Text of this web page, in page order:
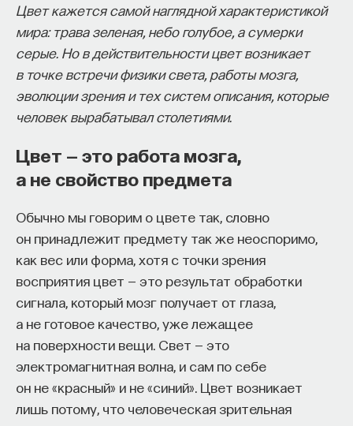
Цвет кажется самой наглядной характеристикой
мира: трава зеленая, небо голубое, а сумерки
серые. Но в действительности цвет возникает
в точке встречи физики света, работы мозга,
эволюции зрения и тех систем описания, которые
человек вырабатывал столетиями.
Цвет — это работа мозга,
а не свойство предмета
Обычно мы говорим о цвете так, словно
он принадлежит предмету так же неоспоримо,
как вес или форма, хотя с точки зрения
восприятия цвет — это результат обработки
сигнала, который мозг получает от глаза,
а не готовое качество, уже лежащее
на поверхности вещи. Свет — это
электромагнитная волна, и сам по себе
он не «красный» и не «синий». Цвет возникает
лишь потому, что человеческая зрительная
зачем университет нужен в эпоху ИИ и почему
высшее образование нельзя сводить к быстрой
подготовке под нужды рынка.
Они обсуждают, как университеты выбирают
собственное будущее, почему результаты
и что на самом деле должен уметь студент,
выходящий в сложный и быстро меняющийся мир.
А еще — почему ИИ не стоит просто запрещать,
университету учить не только знаниям, но и самой
практике мышления и коммуникации.
Основатель ПостНауки Ивар Максутов запускает
проект Naukka Talents.
Это глобальная экосистема для поиска и найма
STEM-специалистов (Science, Technology,
Engineering, Mathematics) в самые амбициозные